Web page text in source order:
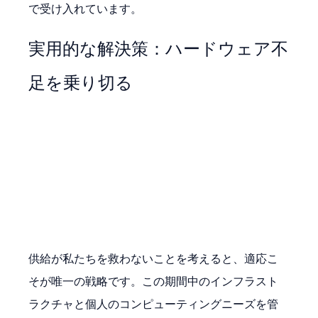
で受け入れています。
実用的な解決策：ハードウェア不
足を乗り切る
供給が私たちを救わないことを考えると、適応こ
そが唯一の戦略です。この期間中のインフラスト
ラクチャと個人のコンピューティングニーズを管